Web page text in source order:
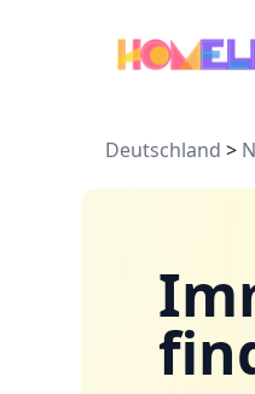
Deutschland >